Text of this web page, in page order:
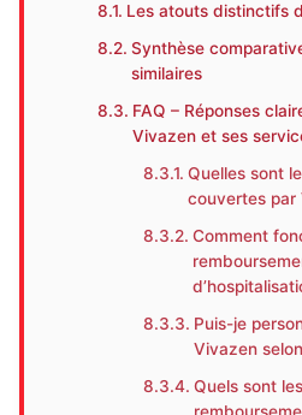
Les atouts distinctifs
Synthèse
similaires
FAQ – Réponses
Vivazen et ses
Quelles sont
couvertes par
Comment
Puis-je
Vivazen
Quels sont